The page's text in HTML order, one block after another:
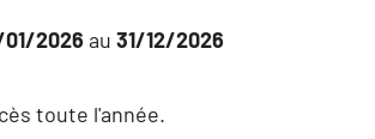
01/2026 au 31/12/2026
toute l'année.